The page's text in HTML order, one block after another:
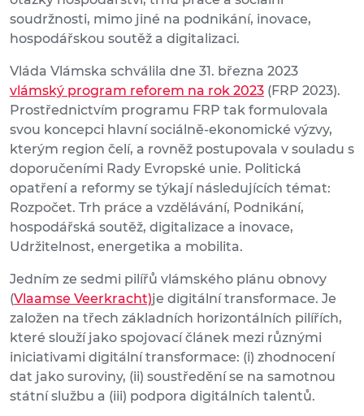
soudržnosti, mimo jiné na podnikání, inovace,
hospodářskou soutěž a digitalizaci.
Vláda Vlámska schválila dne 31. března 2023
vlámský program reforem na rok 2023 (FRP 2023).
Prostřednictvím programu FRP tak formulovala
svou koncepci hlavní sociálně-ekonomické výzvy,
kterým region čelí, a rovněž postupovala v souladu s
doporučeními Rady Evropské unie. Politická
opatření a reformy se týkají následujících témat:
Rozpočet. Trh práce a vzdělávání, Podnikání,
hospodářská soutěž, digitalizace a inovace,
Udržitelnost, energetika a mobilita.
Jedním ze sedmi pilířů vlámského plánu obnovy
(Vlaamse Veerkracht)je digitální transformace. Je
založen na třech základních horizontálních pilířích,
které slouží jako spojovací článek mezi různými
iniciativami digitální transformace: (i) zhodnocení
dat jako suroviny, (ii) soustředění se na samotnou
státní službu a (iii) podpora digitálních talentů.